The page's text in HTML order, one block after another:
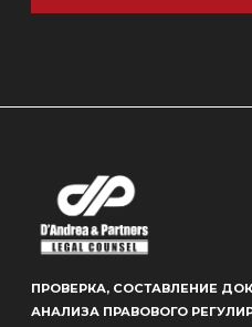
ПРОВЕРКА, СОСТАВЛЕНИЕ
АНАЛИЗА ПРАВОВОГО